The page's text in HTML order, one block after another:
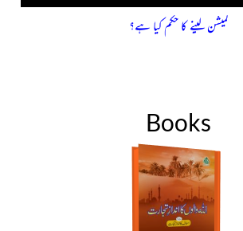
کمیشن لینے کا حکم کیا ہے؟
Books